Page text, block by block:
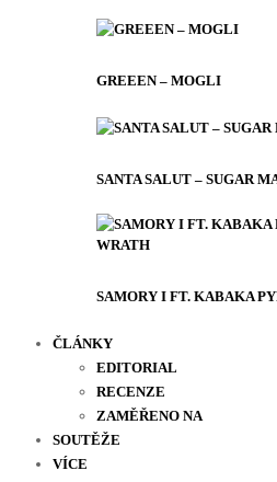
GREEEN – MOGLI
SANTA SALUT – SUGAR
SAMORY I FT. KABAKA
ČLÁNKY
EDITORIAL
RECENZE
ZAMĚŘENO NA
SOUTĚŽE
VÍCE